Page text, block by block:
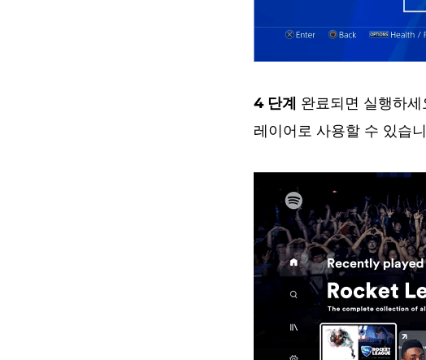
4 단계 완료되면 실행하
레이어로 사용할 수 있습